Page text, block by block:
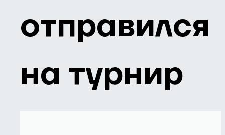
отправился
на турнир